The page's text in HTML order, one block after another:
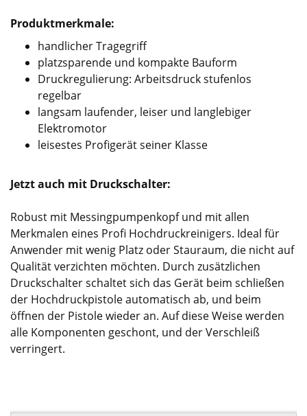
Produktmerkmale:
handlicher Tragegriff
platzsparende und kompakte Bauform
Druckregulierung: Arbeitsdruck stufenlos
regelbar
langsam laufender, leiser und langlebiger
Elektromotor
leisestes Profigerät seiner Klasse
Jetzt auch mit Druckschalter:
Robust mit Messingpumpenkopf und mit allen
Merkmalen eines Profi Hochdruckreinigers. Ideal für
Anwender mit wenig Platz oder Stauraum, die nicht auf
Qualität verzichten möchten. Durch zusätzlichen
Druckschalter schaltet sich das Gerät beim schließen
der Hochdruckpistole automatisch ab, und beim
öffnen der Pistole wieder an. Auf diese Weise werden
alle Komponenten geschont, und der Verschleiß
verringert.